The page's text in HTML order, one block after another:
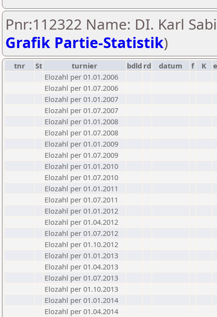
Pnr:112322 Name: DI. Karl
Grafik Partie-Statistik)
tnr St turnier bdld rd datum f K
Elozahl per 01.01.2006
Elozahl per 01.07.2006
Elozahl per 01.01.2007
Elozahl per 01.07.2007
Elozahl per 01.01.2008
Elozahl per 01.07.2008
Elozahl per 01.01.2009
Elozahl per 01.07.2009
Elozahl per 01.01.2010
Elozahl per 01.07.2010
Elozahl per 01.01.2011
Elozahl per 01.07.2011
Elozahl per 01.01.2012
Elozahl per 01.04.2012
Elozahl per 01.07.2012
Elozahl per 01.10.2012
Elozahl per 01.01.2013
Elozahl per 01.04.2013
Elozahl per 01.07.2013
Elozahl per 01.10.2013
Elozahl per 01.01.2014
Elozahl per 01.04.2014